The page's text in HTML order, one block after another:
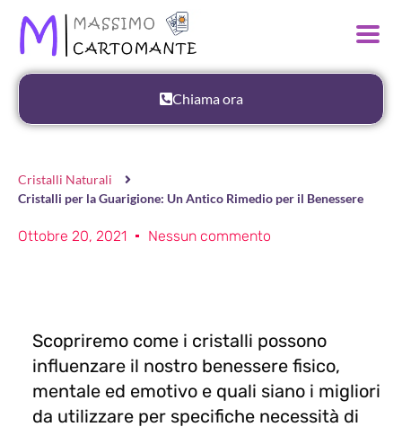
Chiama ora
Cristalli Naturali
Cristalli per la Guarigione: Un Antico Rimedio per il Benessere
Ottobre 20, 2021 Nessun commento
Scopriremo come i cristalli possono
influenzare il nostro benessere fisico,
mentale ed emotivo e quali siano i migliori
da utilizzare per specifiche necessità di